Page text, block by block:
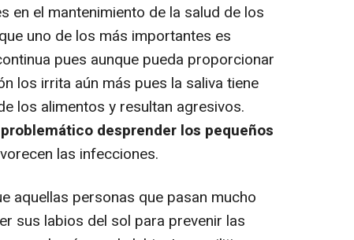
en el mantenimiento de la salud de los
uno de los más importantes es
pues aunque pueda proporcionar
los irrita aún más pues la saliva tiene
los alimentos y resultan agresivos.
desprender los pequeños
las infecciones.
aquellas personas que pasan mucho
sus labios del sol para prevenir las